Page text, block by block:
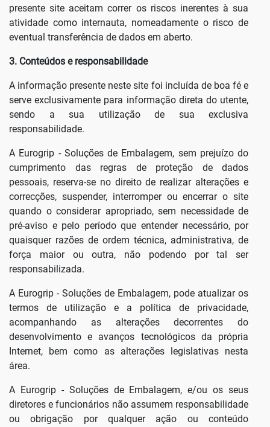
presente site aceitam correr os riscos inerentes à sua
atividade como internauta, nomeadamente o risco de
eventual transferência de dados em aberto.
3. Conteúdos e responsabilidade
A informação presente neste site foi incluída de boa fé e
serve exclusivamente para informação direta do utente,
sendo a sua utilização de sua exclusiva
responsabilidade.
A Eurogrip - Soluções de Embalagem, sem prejuízo do
cumprimento das regras de proteção de dados
pessoais, reserva-se no direito de realizar alterações e
correcções, suspender, interromper ou encerrar o site
quando o considerar apropriado, sem necessidade de
pré-aviso e pelo período que entender necessário, por
quaisquer razões de ordem técnica, administrativa, de
força maior ou outra, não podendo por tal ser
responsabilizada.
A Eurogrip - Soluções de Embalagem, pode atualizar os
termos de utilização e a política de privacidade,
acompanhando as alterações decorrentes do
desenvolvimento e avanços tecnológicos da própria
Internet, bem como as alterações legislativas nesta
área.
A Eurogrip - Soluções de Embalagem, e/ou os seus
diretores e funcionários não assumem responsabilidade
ou obrigação por qualquer ação ou conteúdo